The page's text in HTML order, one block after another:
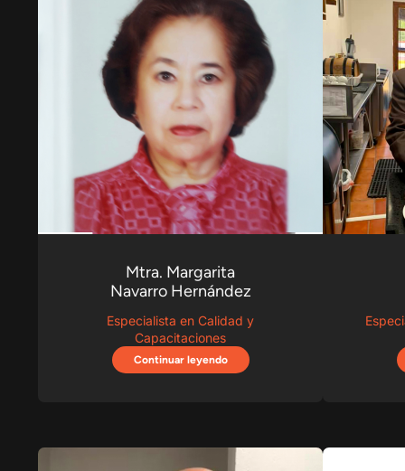
Mtra. Margarita
Navarro Hernández
Especialista en Calidad y
Capacitaciones
Continuar leyendo